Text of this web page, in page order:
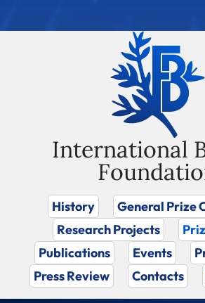
International
History
General Prize
Research Projects
Publications
Events
Press Review
Contacts